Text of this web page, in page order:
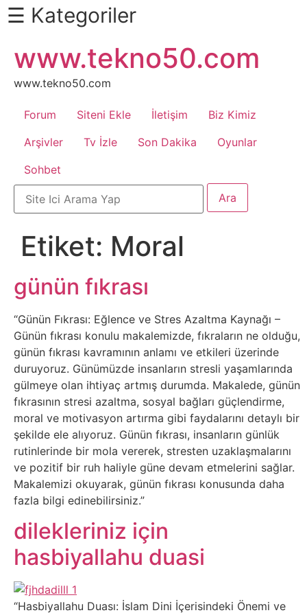
Daha
Fazlası
İçin
Kaydır
Android
Apk
Arabalar
Bankacılık
İşlemleri
Belgesel
Bilgi
Bilgisayar
Bilim
Bitcoin
Bitkiler
Çizgi
Film
Diğer
☰ Kategoriler
atla
www.tekno50.com
www.tekno50.com
Forum Siteni Ekle İletişim
Biz Kimiz
Arşivler
Tv İzle Son Dakika
Oyunlar
Sohbet
Etiket: Moral
günün fıkrası
“Günün Fıkrası: Eğlence ve Stres Azaltma Kaynağı –
Günün fıkrası konulu makalemizde, fıkraların ne olduğu,
günün fıkrası kavramının anlamı ve etkileri üzerinde
duruyoruz. Günümüzde insanların stresli yaşamlarında
gülmeye olan ihtiyaç artmış durumda. Makalede, günün
fıkrasının stresi azaltma, sosyal bağları güçlendirme,
moral ve motivasyon artırma gibi faydalarını detaylı bir
şekilde ele alıyoruz. Günün fıkrası, insanların günlük
rutinlerinde bir mola vererek, stresten uzaklaşmalarını
ve pozitif bir ruh haliyle güne devam etmelerini sağlar.
Makalemizi okuyarak, günün fıkrası konusunda daha
fazla bilgi edinebilirsiniz.”
dilekleriniz için
hasbiyallahu duasi
“Hasbiyallahu Duası: İslam Dini İçerisindeki Önemi ve